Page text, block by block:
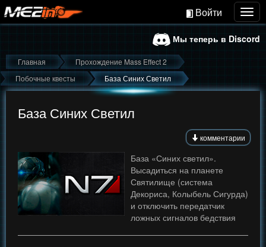
Войти
Мы теперь в Discord
Главная
Прохождение Mass Effect 2
Побочные квесты
База Синих Светил
База Синих Светил
комментарии
База «Синих светил».
Высадиться на планете
Святилище (система
Декориса, Колыбель Сигурда)
и отключить передатчик
ложных сигналов бедствия